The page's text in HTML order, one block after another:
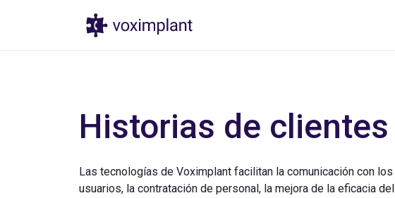
Historias de clientes
Las tecnologías de Voximplant facilitan la comunicación con los
usuarios, la contratación de personal, la mejora de la eficacia del